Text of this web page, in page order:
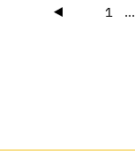
Précédent
1 ...